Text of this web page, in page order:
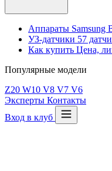
Аппараты Samsung
УЗ-датчики 57
Как купить Цена,
Популярные модели
Z20 W10 V8 V7 V6
Эксперты Контакты
Вход в клуб